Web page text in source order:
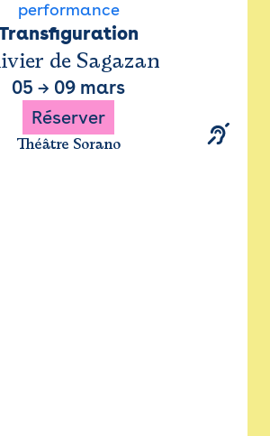
performance
de Sagazan
05 → 09 mars
Réserver
Théâtre Sorano